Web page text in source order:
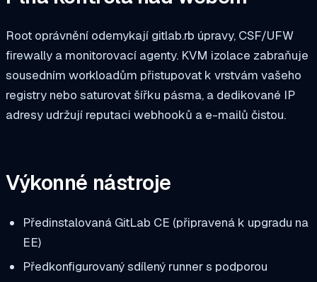
Root oprávnění odemykají gitlab.rb úpravy, CSF/UFW
firewally a monitorovací agenty. KVM izolace zabraňuje
sousedním workloadům přistupovat k vrstvám vašeho
registry nebo saturovat šířku pásma, a dedikované IP
adresy udržují reputaci webhooků a e-mailů čistou.
Výkonné nástroje
Předinstalovaná GitLab CE (připravená k upgradu na
EE)
Předkonfigurovaný sdílený runner s podporou